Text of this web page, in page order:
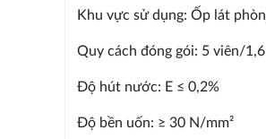
Khu vực sử dụng: Ốp lát
Quy cách đóng gói: 5 viên/
Độ hút nước: E ≤ 0,2%
Độ bền uốn: ≥ 30 N/mm²